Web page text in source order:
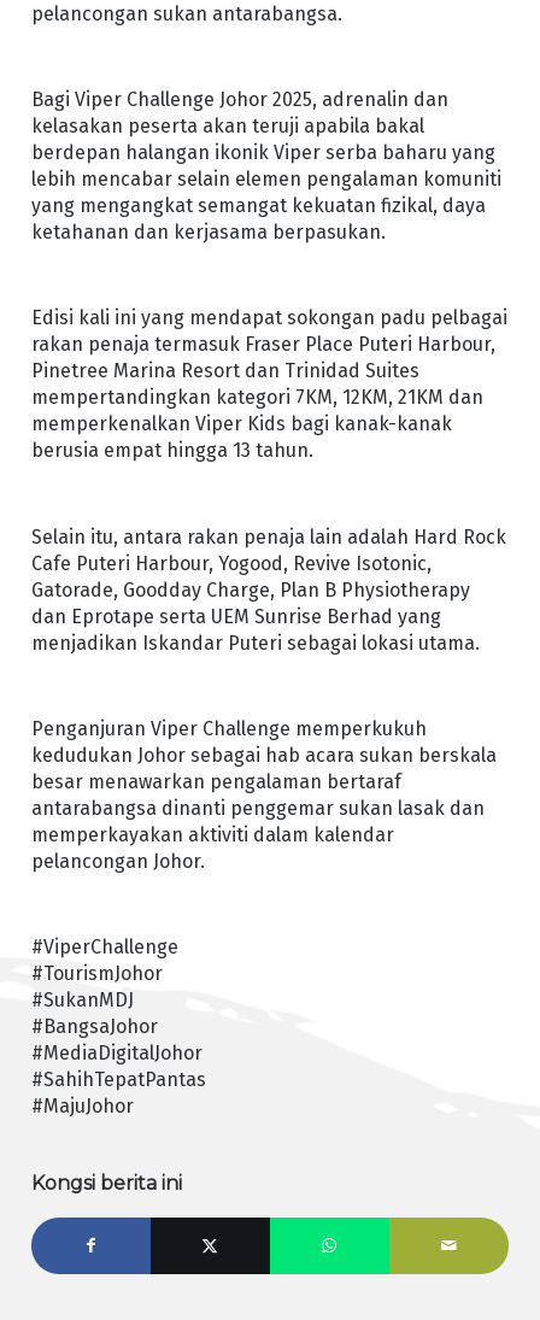
pelancongan sukan antarabangsa.
Bagi Viper Challenge Johor 2025, adrenalin dan
kelasakan peserta akan teruji apabila bakal
berdepan halangan ikonik Viper serba baharu yang
lebih mencabar selain elemen pengalaman komuniti
yang mengangkat semangat kekuatan fizikal, daya
ketahanan dan kerjasama berpasukan.
Edisi kali ini yang mendapat sokongan padu pelbagai
rakan penaja termasuk Fraser Place Puteri Harbour,
Pinetree Marina Resort dan Trinidad Suites
mempertandingkan kategori 7KM, 12KM, 21KM dan
memperkenalkan Viper Kids bagi kanak-kanak
berusia empat hingga 13 tahun.
Selain itu, antara rakan penaja lain adalah Hard Rock
Cafe Puteri Harbour, Yogood, Revive Isotonic,
Gatorade, Goodday Charge, Plan B Physiotherapy
dan Eprotape serta UEM Sunrise Berhad yang
menjadikan Iskandar Puteri sebagai lokasi utama.
Penganjuran Viper Challenge memperkukuh
kedudukan Johor sebagai hab acara sukan berskala
besar menawarkan pengalaman bertaraf
antarabangsa dinanti penggemar sukan lasak dan
memperkayakan aktiviti dalam kalendar
pelancongan Johor.
#ViperChallenge
#TourismJohor
#SukanMDJ
#BangsaJohor
#MediaDigitalJohor
#SahihTepatPantas
#MajuJohor
Kongsi berita ini